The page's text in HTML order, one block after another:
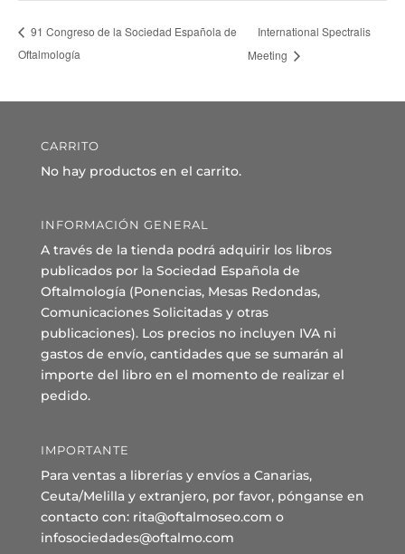
91 Congreso de la Sociedad Española de
Oftalmología
International Spectralis
Meeting
CARRITO
No hay productos en el carrito.
INFORMACIÓN GENERAL
A través de la tienda podrá adquirir los libros
publicados por la Sociedad Española de
Oftalmología (Ponencias, Mesas Redondas,
Comunicaciones Solicitadas y otras
publicaciones). Los precios no incluyen IVA ni
gastos de envío, cantidades que se sumarán al
importe del libro en el momento de realizar el
pedido.
IMPORTANTE
Para ventas a librerías y envíos a Canarias,
Ceuta/Melilla y extranjero, por favor, pónganse en
contacto con: rita@oftalmoseo.com o
infosociedades@oftalmo.com